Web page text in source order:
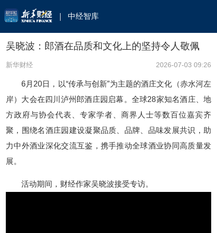
中经智库
吴晓波：郎酒在品质和文化上的坚持令人敬佩
新华财经 2026-07-03 09:26
6月20日，以“传承与创新”为主题的酒庄文化（赤水河左
岸）大会在四川泸州郎酒庄园启幕。全球28家知名酒庄、地
方政府与协会代表、专家学者、商界人士等数百位嘉宾齐
聚，围绕名酒庄园建设凝聚品质、品牌、品味发展共识，助
力中外酒业深化交流互鉴，携手推动全球酒业协同高质量发
展。
活动期间，财经作家吴晓波接受专访。